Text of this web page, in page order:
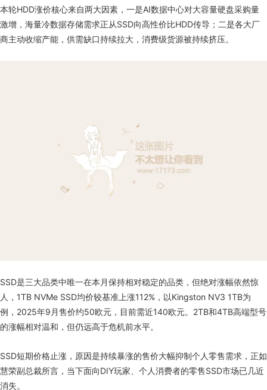
本轮HDD涨价核心来自两大因素，一是AI数据中心对大容量硬盘采购量
激增，海量冷数据存储需求正从SSD向高性价比HDD传导；二是各大厂
商主动收缩产能，供需缺口持续拉大，消费级货源被持续挤压。
SSD是三大品类中唯一在本月保持相对稳定的品类，但绝对涨幅依然惊
人，1TB NVMe SSD均价较基准上涨112%，以Kingston NV3 1TB为
例，2025年9月售价约50欧元，目前需近140欧元。2TB和4TB高端型号
的涨幅相对温和，但仍远高于危机前水平。
SSD短期价格止涨，原因是持续暴涨的售价大幅抑制个人零售需求，正如
慧荣副总裁所言，当下面向DIY玩家、个人消费者的零售SSD市场已几近
消失。